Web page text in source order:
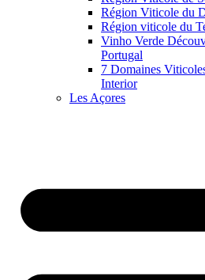
Région Viticole du
Région viticole du
Vinho Verde
Portugal
7 Domaines
Interior
Les Açores